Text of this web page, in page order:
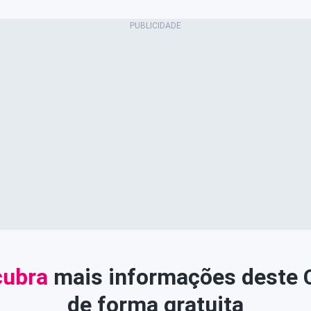
mais informações deste
de forma gratuita